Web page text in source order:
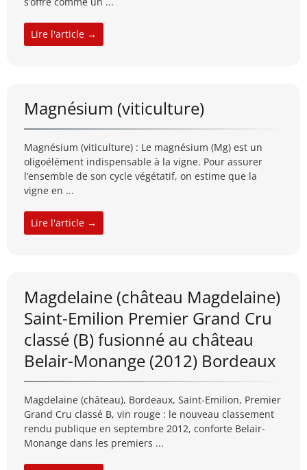
Lire l'article →
Magnésium (viticulture)
Magnésium (viticulture) : Le magnésium (Mg) est un
oligoélément indispensable à la vigne. Pour assurer
l’ensemble de son cycle végétatif, on estime que la
vigne en ...
Lire l'article →
Magdelaine (château Magdelaine)
Saint-Emilion Premier Grand Cru
classé (B) fusionné au château
Belair-Monange (2012) Bordeaux
Magdelaine (château), Bordeaux, Saint-Emilion, Premier
Grand Cru classé B, vin rouge : le nouveau classement
rendu publique en septembre 2012, conforte Belair-
Monange dans les premiers ...